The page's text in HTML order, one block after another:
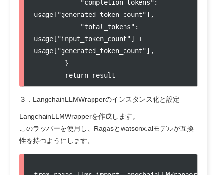
usage["generated_token_count"],
usage["input_token_count"] +
usage["generated_token_count"],
        return result
３．LangchainLLMWrapperのインスタンス化と設定
LangchainLLMWrapperを作成します。
このラッパーを使用し、Ragasとwatsonx.aiモデルが互換
性を持つようにします。